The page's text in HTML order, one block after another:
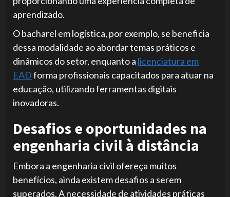
aprendizado.
O bacharel em logística, por exemplo, se beneficia
dessa modalidade ao abordar temas práticos e
dinâmicos do setor, enquanto a licenciatura em
EADforma profissionais capacitados para atuar na
educação, utilizando ferramentas digitais
inovadoras.
Desafios e oportunidades na
engenharia civil à distância
Embora a engenharia civil ofereça muitos
benefícios, ainda existem desafios a serem
superados. A necessidade de atividades práticas